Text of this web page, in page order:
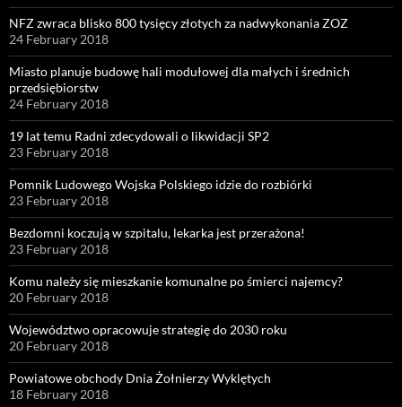
NFZ zwraca blisko 800 tysięcy złotych za nadwykonania ZOZ
24 February 2018
Miasto planuje budowę hali modułowej dla małych i średnich
przedsiębiorstw
24 February 2018
19 lat temu Radni zdecydowali o likwidacji SP2
23 February 2018
Pomnik Ludowego Wojska Polskiego idzie do rozbiórki
23 February 2018
Bezdomni koczują w szpitalu, lekarka jest przerażona!
23 February 2018
Komu należy się mieszkanie komunalne po śmierci najemcy?
20 February 2018
Województwo opracowuje strategię do 2030 roku
20 February 2018
Powiatowe obchody Dnia Żołnierzy Wyklętych
18 February 2018